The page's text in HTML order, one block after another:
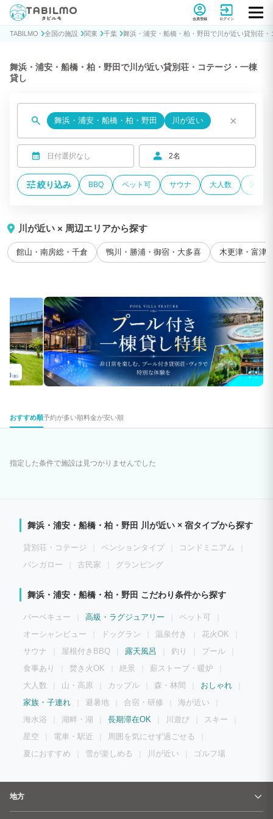
貸別荘コテージ・一棟貸し宿泊予約サイトTABILMO(タビルモ)
会員登録 ログイン
TABILMO 全国の施設 関東 千葉 舞浜・浦安・船橋・柏・野田で川が近い貸別荘・
舞浜・浦安・船橋・柏・野田で川が近い貸別荘・コテージ・一棟
貸し
舞浜・浦安・船橋・柏・野田 川が近い ×
日付選択なし 2名
絞り込み BBQ ペット可 サウナ 大人数 海が
川が近い × 周辺エリアから探す
館山・南房総・千倉 鴨川・勝浦・御宿・大多喜 木更津・富津
おすすめ順予約が多い順料金が安い順
指定した条件で施設は見つかりませんでした
舞浜・浦安・船橋・柏・野田 川が近い × 宿タイプから探す
貸別荘・コテージ ペンションタイプ
コンドミニアム
バンガロー
古民家 グランピング
舞浜・浦安・船橋・柏・野田 こだわり条件から探す
バーベキュー 高級・ラグジュアリー
ペット可
オーシャンビュー
ドッグラン 温泉付き
花火OK
サウナ
屋根付きBBQ 露天風呂 釣り
プール
食事あり
焚き火OK 絶景
薪ストーブ・暖炉
大人数
山・高原 カップル 森・林間
おしゃれ
家族・子連れ
避暑地 合宿・研修
海が近い
海水浴
湖畔・湖 長期滞在OK 川遊び
スキー
星空
電車・駅近
周囲を気にせず過ごせる
夏におすすめ
雪が楽しめる 川が近い ゴルフ場
地方